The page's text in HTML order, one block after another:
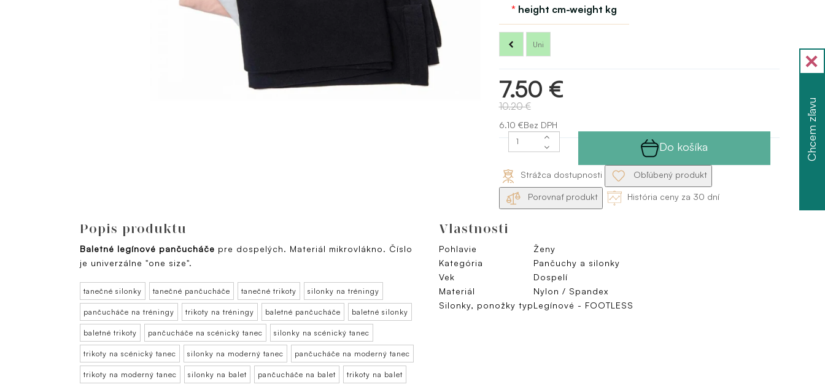
height cm-weight kg
Uni
7.50 €
10.20 €
6.10 €Bez DPH
Do košíka
Strážca dostupnosti Obľúbený produkt
Porovnať produkt História ceny za 30 dní
Popis produktu
Baletné legínové pančucháče pre dospelých. Materiál mikrovlákno. Číslo
je univerzálne "one size".
tanečné silonky tanečné pančucháče tanečné trikoty silonky na tréningy
pančucháče na tréningy trikoty na tréningy baletné pančucháče baletné silonky
baletné trikoty pančucháče na scénický tanec silonky na scénický tanec
trikoty na scénický tanec silonky na moderný tanec pančucháče na moderný tanec
trikoty na moderný tanec silonky na balet pančucháče na balet trikoty na balet
Vlastnosti
Pohlavie
Ženy
Kategória
Pančuchy a silonky
Vek
Dospelí
Materiál
Nylon / Spandex
Silonky, ponožky typLegínové - FOOTLESS
Chcem zľavu